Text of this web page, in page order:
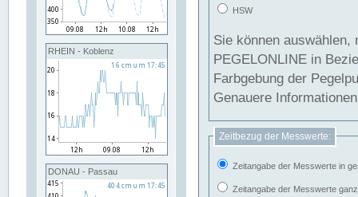
RHEIN - Koblenz
DONAU - Passau
HSW
Sie können
PEGELONLINE in Beziehung
Farbgebung der
Genauere
Zeitbezug der Messwerte:
Zeitangabe der Messwerte in
Zeitangabe der Messwerte